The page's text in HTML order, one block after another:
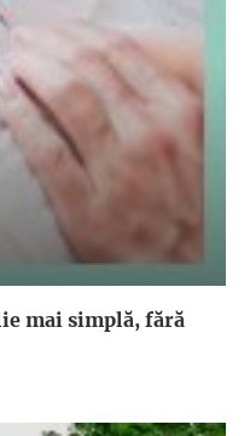
mai simplă, fără